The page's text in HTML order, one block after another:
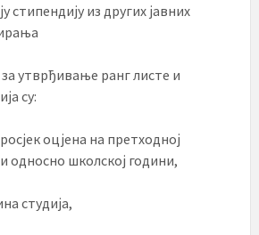
стипендију из других јавних
утврђивање ранг листе и
су:
оцјена на претходној
односно школској години,
студија,